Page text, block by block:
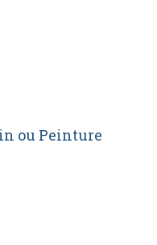
ou Peinture